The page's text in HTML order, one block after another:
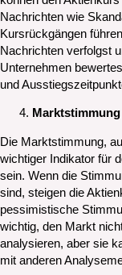
Nachrichten wie
Kursrückgängen
Nachrichten verfolgst
Unternehmen
und
Marktstimmung
Die Marktstimmung,
wichtiger Indikator für
sein. Wenn die
sind, steigen die
pessimistische
wichtig, den Markt
analysieren, aber sie
mit anderen